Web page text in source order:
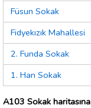
Füsun Sokak
Fidyekızık Mahallesi
2. Funda Sokak
1. Han Sokak
A103 Sokak haritasına